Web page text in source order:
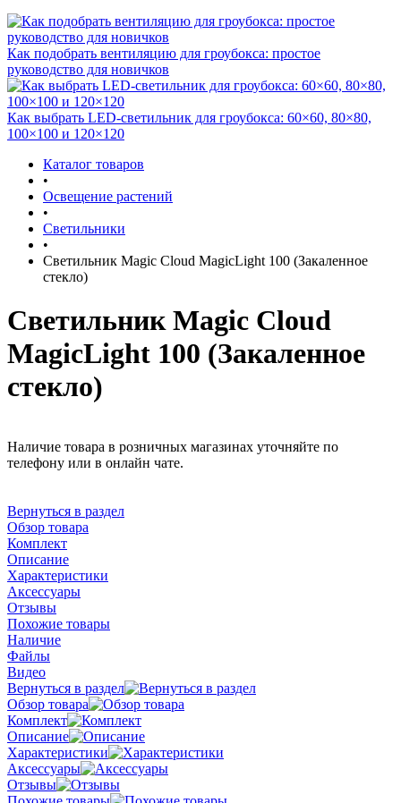
Как подобрать вентиляцию для гроубокса: простое
руководство для новичков
Как выбрать LED-светильник для гроубокса: 60×60, 80×80,
100×100 и 120×120
Каталог товаров
•
Освещение растений
•
Светильники
•
Светильник Magic Cloud MagicLight 100 (Закаленное
стекло)
Светильник Magic Cloud
MagicLight 100 (Закаленное
стекло)
Наличие товара в розничных магазинах уточняйте по
телефону или в онлайн чате.
Вернуться в раздел
Обзор товара
Комплект
Описание
Характеристики
Аксессуары
Отзывы
Похожие товары
Наличие
Файлы
Видео
Вернуться в раздел
Обзор товара
Комплект
Описание
Характеристики
Аксессуары
Отзывы